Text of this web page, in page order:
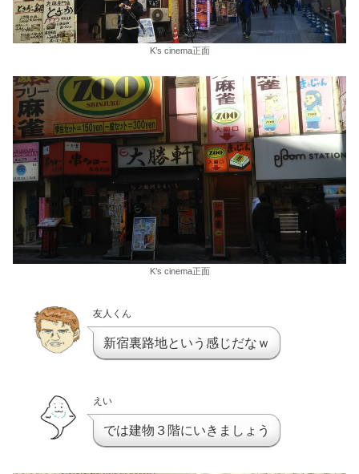
K’s cinema正面
K’s cinema正面
友人くん
新宿裏路地という感じだなｗ
えい
では建物３階にいきましょう